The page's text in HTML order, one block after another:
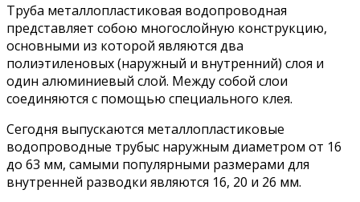
Труба металлопластиковая водопроводная
представляет собою многослойную конструкцию,
основными из которой являются два
полиэтиленовых (наружный и внутренний) слоя и
один алюминиевый слой. Между собой слои
соединяются с помощью специального клея.
Сегодня выпускаются металлопластиковые
водопроводные трубыс наружным диаметром от 16
до 63 мм, самыми популярными размерами для
внутренней разводки являются 16, 20 и 26 мм.